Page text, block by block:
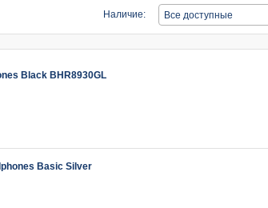
Наличие: Все доступные
Black BHR8930GL
Basic Silver